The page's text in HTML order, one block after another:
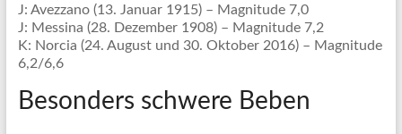
J: Avezzano (13. Januar 1915) – Magnitude 7,0
J: Messina (28. Dezember 1908) – Magnitude 7,2
K: Norcia (24. August und 30. Oktober 2016) – Magnitude
6,2/6,6
Besonders schwere Beben